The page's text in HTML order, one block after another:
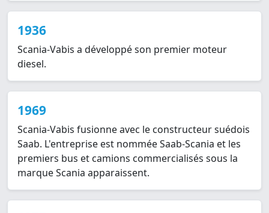
1936
Scania-Vabis a développé son premier moteur
diesel.
1969
Scania-Vabis fusionne avec le constructeur suédois
Saab. L'entreprise est nommée Saab-Scania et les
premiers bus et camions commercialisés sous la
marque Scania apparaissent.